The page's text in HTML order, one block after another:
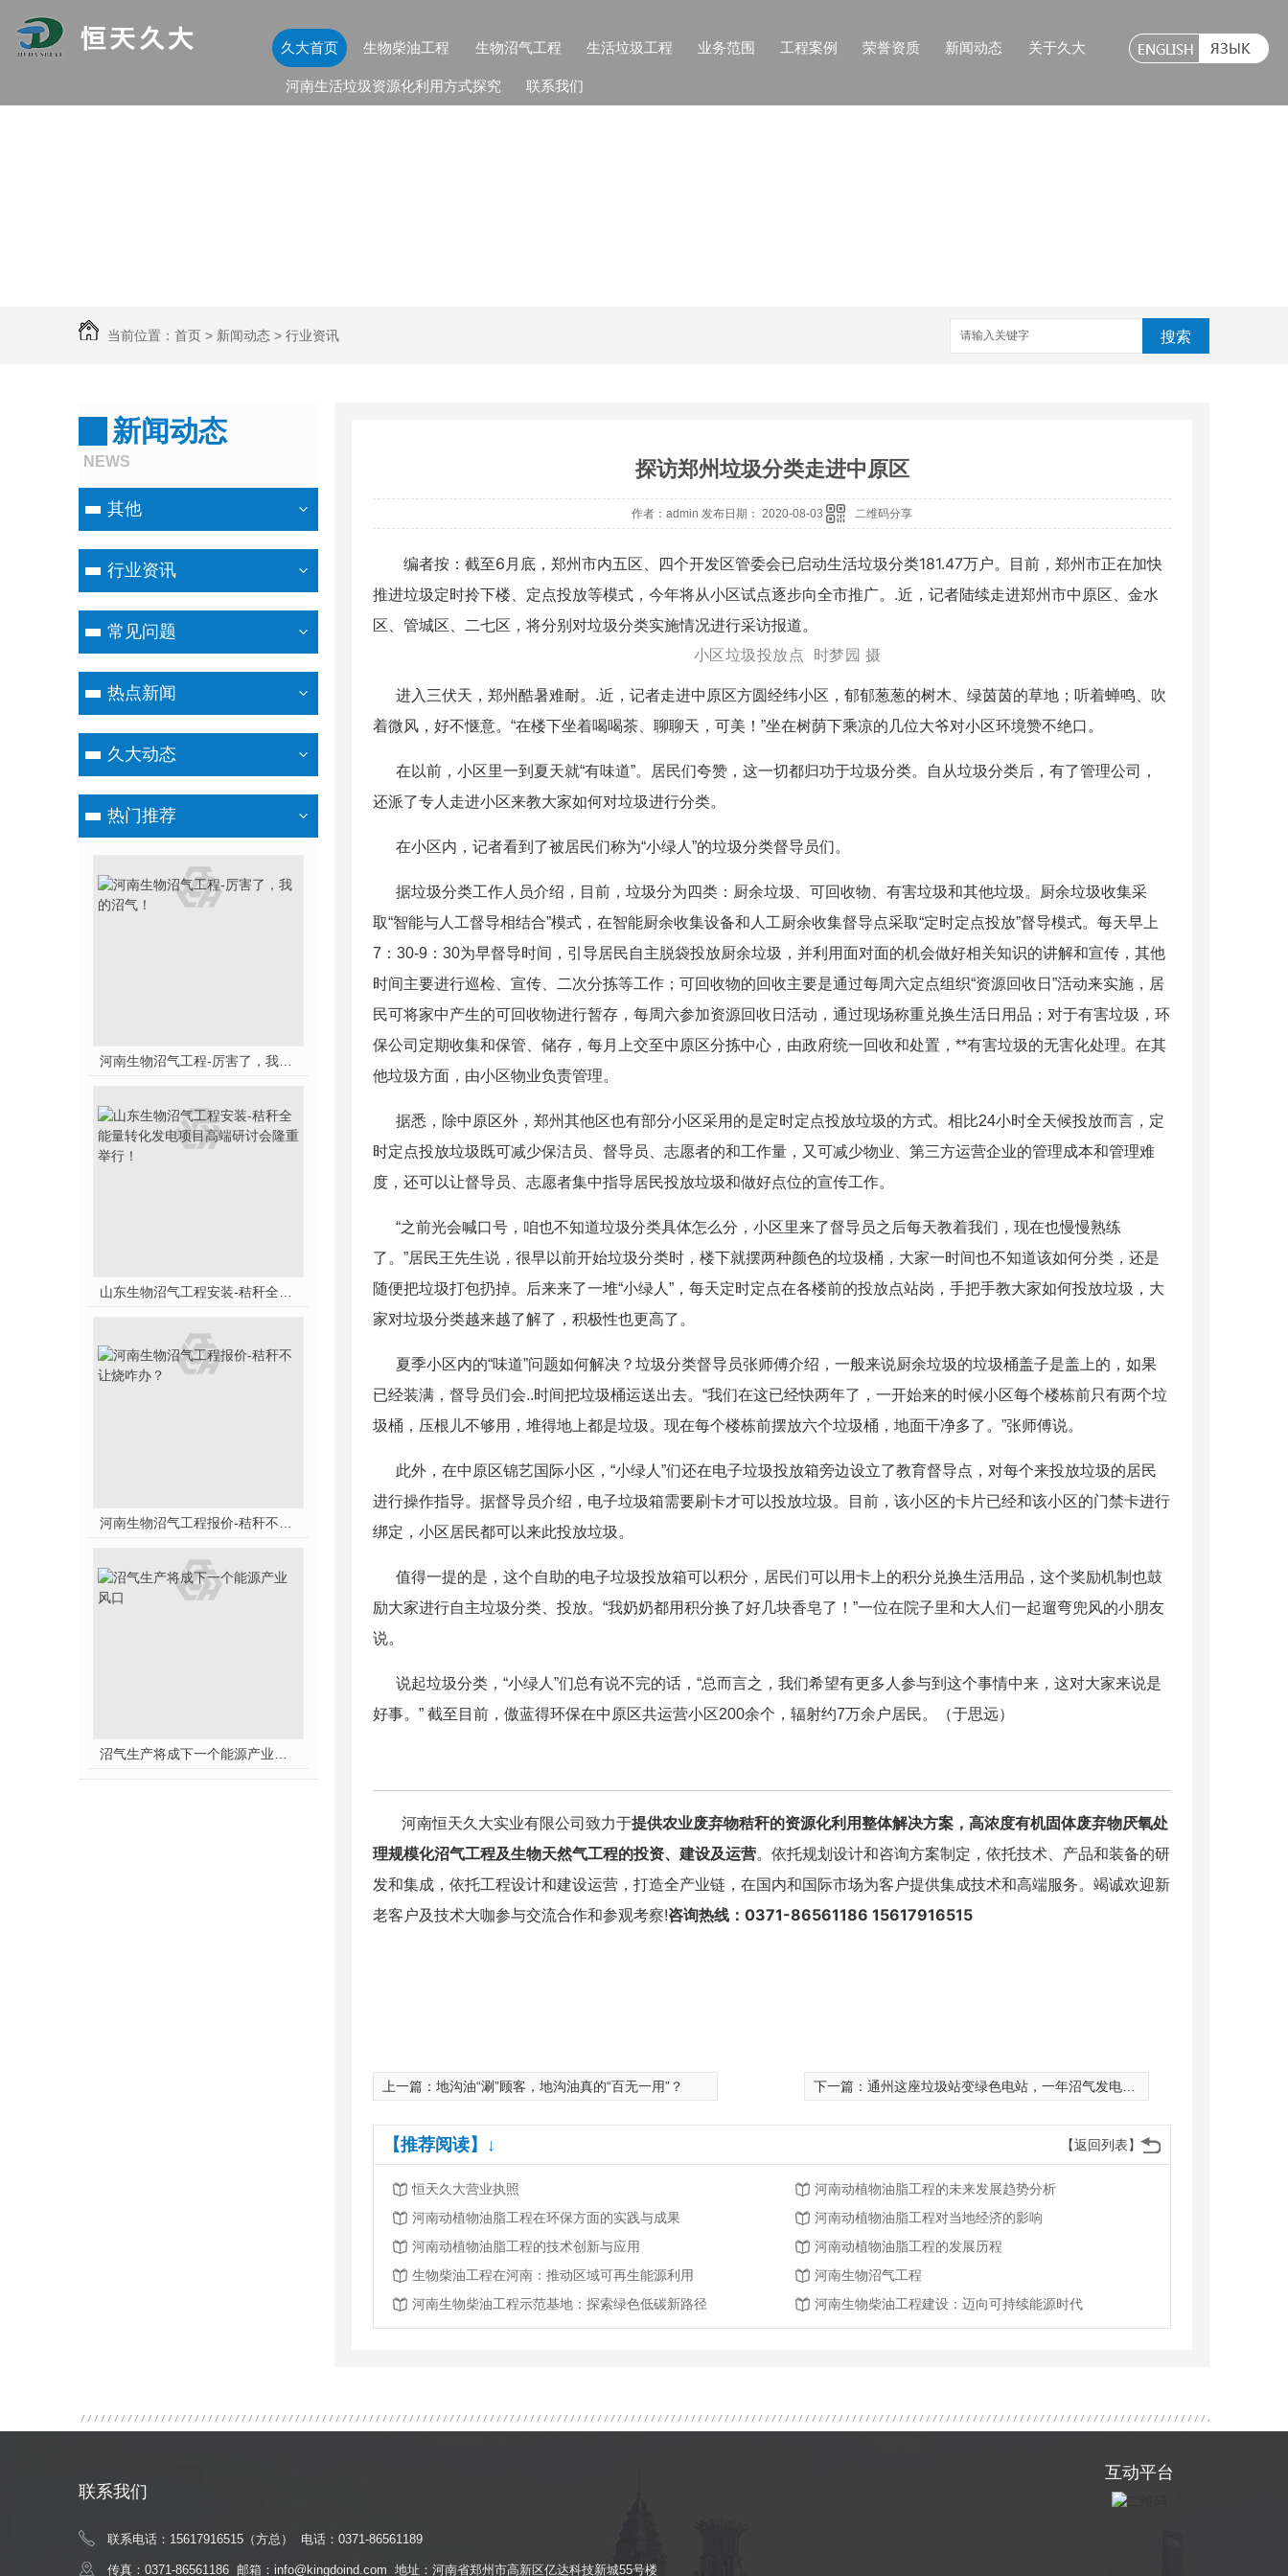
久大首页 生物柴油工程 生物沼气工程 生活垃圾工程 业务范围 工程案例 荣誉资质 新闻动态 关于久大
河南生活垃圾资源化利用方式探究 联系我们
当前位置： 首页 > 新闻动态 > 行业资讯 搜索
新闻动态
NEWS
其他
行业资讯
常见问题
热点新闻
久大动态
热门推荐
河南生物沼气工程-厉害了，我的沼气！
探访郑州垃圾分类走进中原区
作者：admin 发布日期： 2020-08-03 二维码分享
编者按：截至6月底，郑州市内五区、四个开发区管委会已启动生活垃圾分类181.47万户。目前，郑州市正在加快
推进垃圾定时拎下楼、定点投放等模式，今年将从小区试点逐步向全市推广。.近，记者陆续走进郑州市中原区、金水
区、管城区、二七区，将分别对垃圾分类实施情况进行采访报道。
小区垃圾投放点 时梦园 摄
进入三伏天，郑州酷暑难耐。.近，记者走进中原区方圆经纬小区，郁郁葱葱的树木、绿茵茵的草地；听着蝉鸣、吹
着微风，好不惬意。“在楼下坐着喝喝茶、聊聊天，可美！”坐在树荫下乘凉的几位大爷对小区环境赞不绝口。
在以前，小区里一到夏天就“有味道”。居民们夸赞，这一切都归功于垃圾分类。自从垃圾分类后，有了管理公司，
还派了专人走进小区来教大家如何对垃圾进行分类。
在小区内，记者看到了被居民们称为“小绿人”的垃圾分类督导员们。
据垃圾分类工作人员介绍，目前，垃圾分为四类：厨余垃圾、可回收物、有害垃圾和其他垃圾。厨余垃圾收集采
取“智能与人工督导相结合”模式，在智能厨余收集设备和人工厨余收集督导点采取“定时定点投放”督导模式。每天早上
7：30-9：30为早督导时间，引导居民自主脱袋投放厨余垃圾，并利用面对面的机会做好相关知识的讲解和宣传，其他
时间主要进行巡检、宣传、二次分拣等工作；可回收物的回收主要是通过每周六定点组织“资源回收日”活动来实施，居
民可将家中产生的可回收物进行暂存，每周六参加资源回收日活动，通过现场称重兑换生活日用品；对于有害垃圾，环
保公司定期收集和保管、储存，每月上交至中原区分拣中心，由政府统一回收和处置，**有害垃圾的无害化处理。在其
他垃圾方面，由小区物业负责管理。
据悉，除中原区外，郑州其他区也有部分小区采用的是定时定点投放垃圾的方式。相比24小时全天候投放而言，定
时定点投放垃圾既可减少保洁员、督导员、志愿者的和工作量，又可减少物业、第三方运营企业的管理成本和管理难
度，还可以让督导员、志愿者集中指导居民投放垃圾和做好点位的宣传工作。
“之前光会喊口号，咱也不知道垃圾分类具体怎么分，小区里来了督导员之后每天教着我们，现在也慢慢熟练
了。”居民王先生说，很早以前开始垃圾分类时，楼下就摆两种颜色的垃圾桶，大家一时间也不知道该如何分类，还是
随便把垃圾打包扔掉。后来来了一堆“小绿人”，每天定时定点在各楼前的投放点站岗，手把手教大家如何投放垃圾，大
家对垃圾分类越来越了解了，积极性也更高了。
夏季小区内的“味道”问题如何解决？垃圾分类督导员张师傅介绍，一般来说厨余垃圾的垃圾桶盖子是盖上的，如果
已经装满，督导员们会..时间把垃圾桶运送出去。“我们在这已经快两年了，一开始来的时候小区每个楼栋前只有两个垃
圾桶，压根儿不够用，堆得地上都是垃圾。现在每个楼栋前摆放六个垃圾桶，地面干净多了。”张师傅说。
此外，在中原区锦艺国际小区，“小绿人”们还在电子垃圾投放箱旁边设立了教育督导点，对每个来投放垃圾的居民
进行操作指导。据督导员介绍，电子垃圾箱需要刷卡才可以投放垃圾。目前，该小区的卡片已经和该小区的门禁卡进行
绑定，小区居民都可以来此投放垃圾。
值得一提的是，这个自助的电子垃圾投放箱可以积分，居民们可以用卡上的积分兑换生活用品，这个奖励机制也鼓
励大家进行自主垃圾分类、投放。“我奶奶都用积分换了好几块香皂了！”一位在院子里和大人们一起遛弯兜风的小朋友
说。
说起垃圾分类，“小绿人”们总有说不完的话，“总而言之，我们希望有更多人参与到这个事情中来，这对大家来说是
好事。” 截至目前，傲蓝得环保在中原区共运营小区200余个，辐射约7万余户居民。（于思远）
河南恒天久大实业有限公司致力于提供农业废弃物秸秆的资源化利用整体解决方案，高浓度有机固体废弃物厌氧处
理规模化沼气工程及生物天然气工程的投资、建设及运营。依托规划设计和咨询方案制定，依托技术、产品和装备的研
发和集成，依托工程设计和建设运营，打造全产业链，在国内和国际市场为客户提供集成技术和高端服务。竭诚欢迎新
老客户及技术大咖参与交流合作和参观考察!咨询热线：0371-86561186 15617916515
上一篇： 地沟油“涮”顾客，地沟油真的“百无一用”？ 下一篇： 通州这座垃圾站变绿色电站，一年沼气发电3000多万度
【返回列表】
【推荐阅读】↓
恒天久大营业执照
河南动植物油脂工程的未来发展趋势分析
河南动植物油脂工程在环保方面的实践与成果
河南动植物油脂工程对当地经济的影响
河南动植物油脂工程的技术创新与应用
河南动植物油脂工程的发展历程
生物柴油工程在河南：推动区域可再生能源利用
河南生物沼气工程
河南生物柴油工程示范基地：探索绿色低碳新路径
河南生物柴油工程建设：迈向可持续能源时代
联系我们
联系电话：15617916515（方总） 电话：0371-86561189
传真：0371-86561186 邮箱：info@kingdoind.com 地址：河南省郑州市高新区亿达科技新城55号楼
互动平台